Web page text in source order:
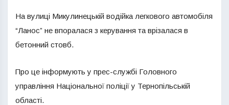
На вулиці Микулинецькій водійка легкового автомобіля
“Ланос” не впоралася з керування та врізалася в
бетонний стовб.
Про це інформують у прес-службі Головного
управління Національної поліції у Тернопільській
області.